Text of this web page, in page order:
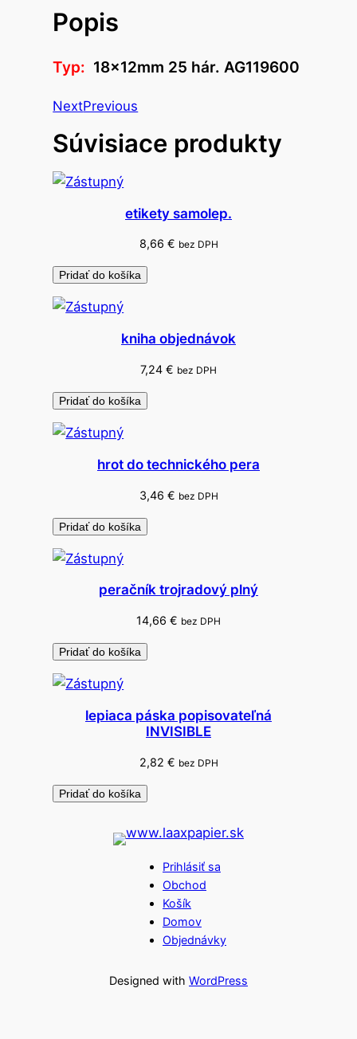
v
o
t
e
y
v
e
r
n
e
A
I
Popis
Typ: 18x12mm 25 hár. AG119600
NextPrevious
Súvisiace produkty
etikety samolep.
8,66 € bez DPH
Pridať do košíka
kniha objednávok
7,24 € bez DPH
Pridať do košíka
hrot do technického pera
3,46 € bez DPH
Pridať do košíka
peračník trojradový plný
14,66 € bez DPH
Pridať do košíka
lepiaca páska popisovateľná
INVISIBLE
2,82 € bez DPH
Pridať do košíka
Prihlásiť sa
Obchod
Košík
Domov
Objednávky
Designed with WordPress